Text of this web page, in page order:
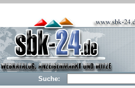
Suche: